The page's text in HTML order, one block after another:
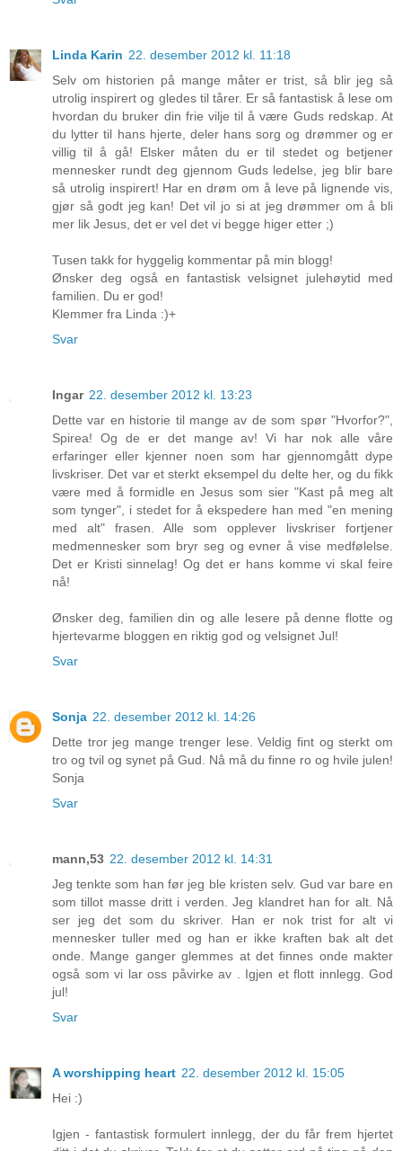
Linda Karin 22. desember 2012 kl. 11:18
Selv om historien på mange måter er trist, så blir jeg så
utrolig inspirert og gledes til tårer. Er så fantastisk å lese om
hvordan du bruker din frie vilje til å være Guds redskap. At
du lytter til hans hjerte, deler hans sorg og drømmer og er
villig til å gå! Elsker måten du er til stedet og betjener
mennesker rundt deg gjennom Guds ledelse, jeg blir bare
så utrolig inspirert! Har en drøm om å leve på lignende vis,
gjør så godt jeg kan! Det vil jo si at jeg drømmer om å bli
mer lik Jesus, det er vel det vi begge higer etter ;)
Tusen takk for hyggelig kommentar på min blogg!
Ønsker deg også en fantastisk velsignet julehøytid med
familien. Du er god!
Klemmer fra Linda :)+
Svar
Ingar 22. desember 2012 kl. 13:23
Dette var en historie til mange av de som spør "Hvorfor?",
Spirea! Og de er det mange av! Vi har nok alle våre
erfaringer eller kjenner noen som har gjennomgått dype
livskriser. Det var et sterkt eksempel du delte her, og du fikk
være med å formidle en Jesus som sier "Kast på meg alt
som tynger", i stedet for å ekspedere han med "en mening
med alt" frasen. Alle som opplever livskriser fortjener
medmennesker som bryr seg og evner å vise medfølelse.
Det er Kristi sinnelag! Og det er hans komme vi skal feire
nå!
Ønsker deg, familien din og alle lesere på denne flotte og
hjertevarme bloggen en riktig god og velsignet Jul!
Svar
Sonja 22. desember 2012 kl. 14:26
Dette tror jeg mange trenger lese. Veldig fint og sterkt om
tro og tvil og synet på Gud. Nå må du finne ro og hvile julen!
Sonja
Svar
mann,53 22. desember 2012 kl. 14:31
Jeg tenkte som han før jeg ble kristen selv. Gud var bare en
som tillot masse dritt i verden. Jeg klandret han for alt. Nå
ser jeg det som du skriver. Han er nok trist for alt vi
mennesker tuller med og han er ikke kraften bak alt det
onde. Mange ganger glemmes at det finnes onde makter
også som vi lar oss påvirke av . Igjen et flott innlegg. God
jul!
Svar
A worshipping heart 22. desember 2012 kl. 15:05
Hei :)
Igjen - fantastisk formulert innlegg, der du får frem hjertet